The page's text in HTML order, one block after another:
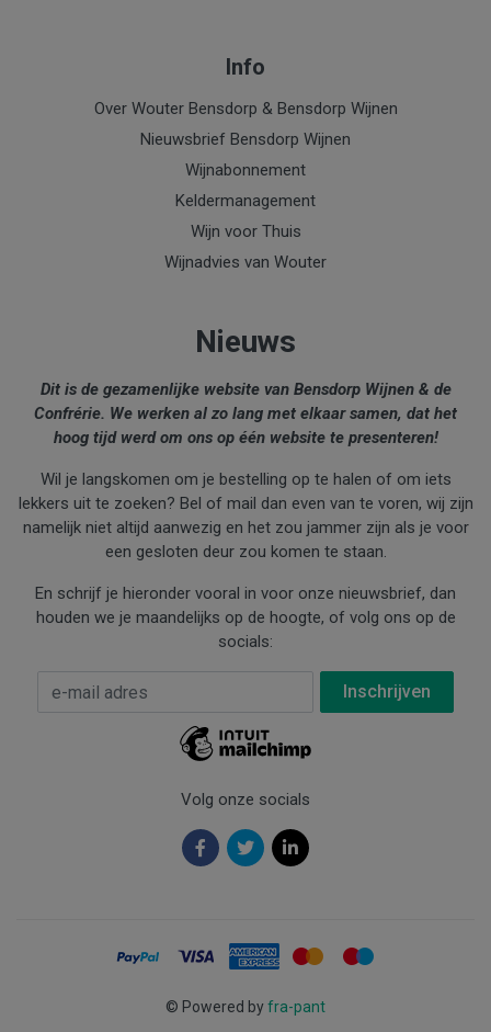
Info
Over Wouter Bensdorp & Bensdorp Wijnen
Nieuwsbrief Bensdorp Wijnen
Wijnabonnement
Keldermanagement
Wijn voor Thuis
Wijnadvies van Wouter
Nieuws
Dit is de gezamenlijke website van Bensdorp Wijnen & de
Confrérie. We werken al zo lang met elkaar samen, dat het
hoog tijd werd om ons op één website te presenteren!
Wil je langskomen om je bestelling op te halen of om iets
lekkers uit te zoeken? Bel of mail dan even van te voren, wij zijn
namelijk niet altijd aanwezig en het zou jammer zijn als je voor
een gesloten deur zou komen te staan.
En schrijf je hieronder vooral in voor onze nieuwsbrief, dan
houden we je maandelijks op de hoogte, of volg ons op de
socials:
E-mail Adres
Volg onze socials
© Powered byfra-pant